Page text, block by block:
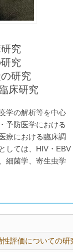
究
究
研究
床研究
学の解析等を中心
予防医学における
療における臨床調
しては、HIV・EBV
細菌学、寄生虫学
評価についての研究